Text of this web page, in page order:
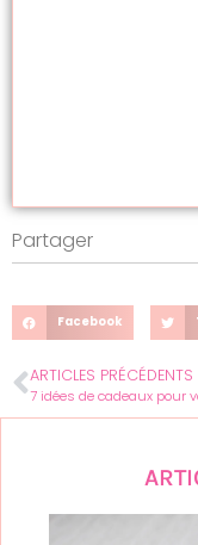
Partager
Facebook
ARTICLES PRÉCÉDENTS